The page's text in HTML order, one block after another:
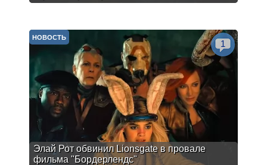
Элай Рот обвинил Lionsgate в провале
фильма "Бордерлендс"
НОВОСТЬ
1